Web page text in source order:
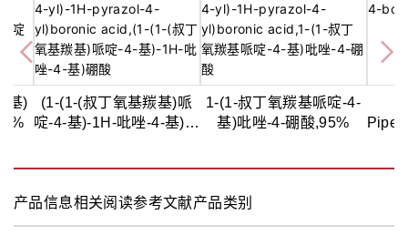
基)
(1-(1-(叔丁氧基羰基)哌
啶-4-基)-1H-吡唑-4-基)硼
1-(1-叔丁氧羰基哌啶-4-
基)吡唑-4-硼酸,95%
产品信息相关阅读参考文献产品类别